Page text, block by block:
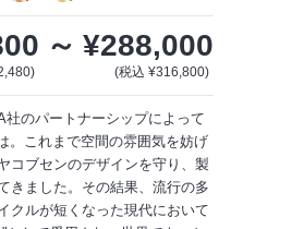
～ ¥288,000
(税込 ¥316,800)
のパートナーシップによって
。これまで空間の雰囲気を妨げ
コブセンのデザインを守り、製
きました。その結果、流行の多
クルが短くなった現代において